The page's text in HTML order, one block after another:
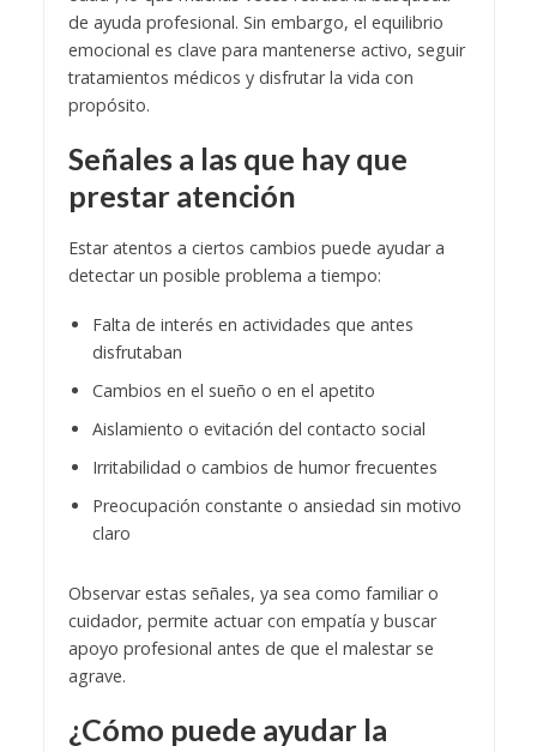
de ayuda profesional. Sin embargo, el equilibrio
emocional es clave para mantenerse activo, seguir
tratamientos médicos y disfrutar la vida con
propósito.
Señales a las que hay que
prestar atención
Estar atentos a ciertos cambios puede ayudar a
detectar un posible problema a tiempo:
Falta de interés en actividades que antes
disfrutaban
Cambios en el sueño o en el apetito
Aislamiento o evitación del contacto social
Irritabilidad o cambios de humor frecuentes
Preocupación constante o ansiedad sin motivo
claro
Observar estas señales, ya sea como familiar o
cuidador, permite actuar con empatía y buscar
apoyo profesional antes de que el malestar se
agrave.
¿Cómo puede ayudar la